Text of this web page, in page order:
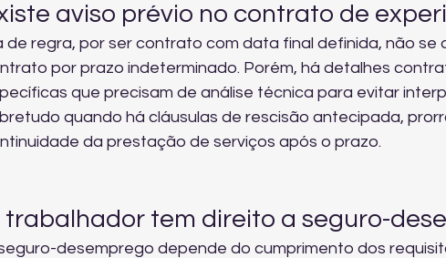
aviso prévio no contrato de
de regra, por ser contrato com data final definida, não se
por prazo indeterminado. Porém, há detalhes
que precisam de análise técnica para evitar
quando há cláusulas de rescisão antecipada,
da prestação de serviços após o prazo.
trabalhador tem direito a seguro-
desemprego depende do cumprimento dos